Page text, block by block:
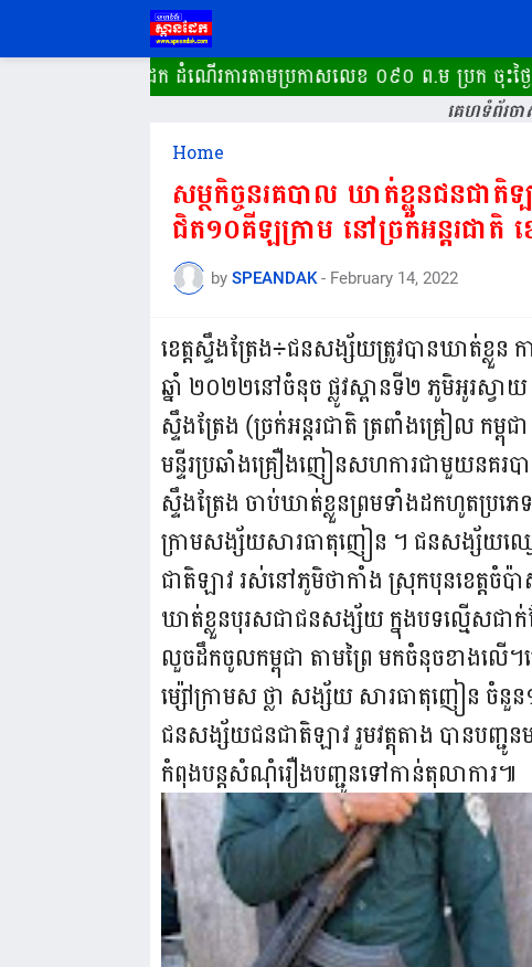
ព័រ ស្ពានដែក ដំណើរការ​តាមប្រកាសលេខ ០៩០ ព.ម ប្រក ចុះថ្ង
គេហទំព័រច
Home
សម្ថកិច្ចនរគបាល ឃាត់ខ្លួនជនជាតិ
ជិ
by SPEANDAK - February 14, 2022
ខេត្តស្ទឹងត្រែង÷ជនសង្ស័យត្រូវបានឃាត់ខ្លួន
ឆ្នាំ ២០២២នៅចំនុច ផ្លូវស្ពានទី២ ភូមិអូរស្វ
ស្ទឹងត្រែង (ច្រក់អន្តរជាតិ ត្រពាំងគ្រៀល កម្ពុ
មន្ទីរប្រឆាំងគ្រឿងញៀនសហការជាមួយនគរប
ស្ទឹងត្រែង ចាប់ឃាត់ខ្លួនព្រមទាំងដកហូតប្
ក្រាមសង្ស័យសារធាតុញៀន ។ ជនសង្ស័យឈ្ម
ជាតិឡាវ រស់នៅភូមិថាកាំង ស្រុកបុនខេត្តចំប៉
ឃាត់ខ្លួនបុរសជាជនសង្ស័យ ក្នុងបទល្មើសជ
លួចដឹកចូលកម្ពុជា តាមព្រៃ មកចំនុចខាងលើ។
ម្ស៉ៅក្រាមស ថ្លា សង្ស័យ សារធាតុញៀន ចំនួ
ជនសង្ស័យជនជាតិឡាវ រួមវត្តុតាង បានបញ្ជូន
កំពុងបន្តសំណុំរឿងបញ្ជូនទៅកាន់តុលាការ៕